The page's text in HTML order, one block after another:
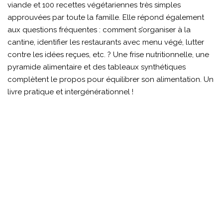
viande et 100 recettes végétariennes très simples
approuvées par toute la famille. Elle répond également
aux questions fréquentes : comment s’organiser à la
cantine, identifier les restaurants avec menu végé, lutter
contre les idées reçues, etc. ? Une frise nutritionnelle, une
pyramide alimentaire et des tableaux synthétiques
complètent le propos pour équilibrer son alimentation. Un
livre pratique et intergénérationnel !